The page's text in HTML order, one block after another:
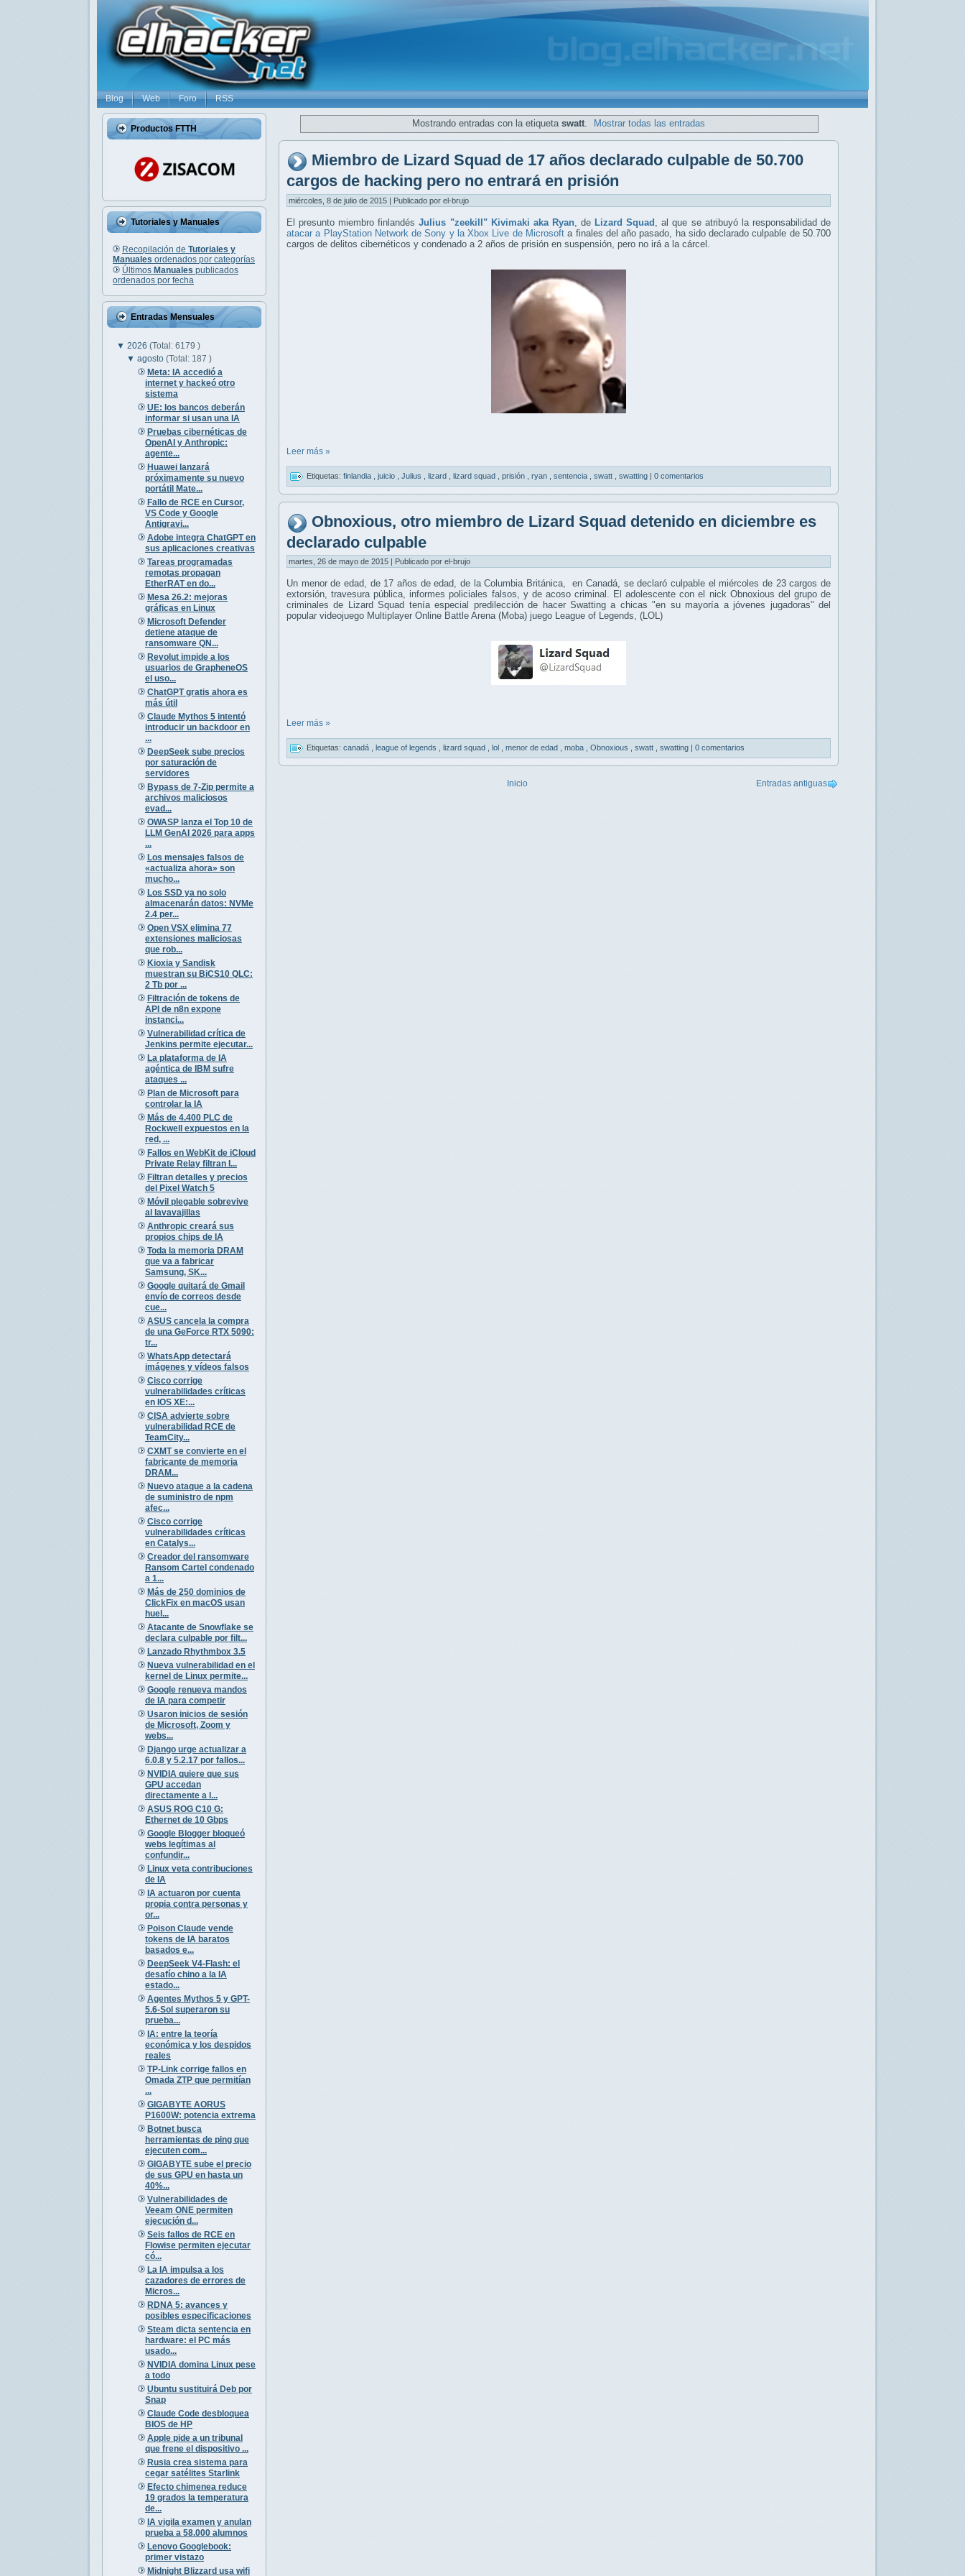
Blog Web Foro RSS
Productos FTTH
Tutoriales y Manuales
Recopilación de Tutoriales y
Manuales ordenados por categorías
Últimos Manuales publicados
ordenados por fecha
Entradas Mensuales
▼ 2026 (Total: 6179 )
▼agosto(Total: 187 )
Meta: IA accedió a
internet y hackeó otro
sistema
UE: los bancos deberán
informar si usan una IA
Pruebas cibernéticas de
OpenAI y Anthropic:
agente...
Huawei lanzará
próximamente su nuevo
portátil Mate...
Fallo de RCE en Cursor,
VS Code y Google
Antigravi...
Adobe integra ChatGPT en
sus aplicaciones creativas
Tareas programadas
remotas propagan
EtherRAT en do...
Mesa 26.2: mejoras
gráficas en Linux
Microsoft Defender
detiene ataque de
ransomware QN...
Revolut impide a los
usuarios de GrapheneOS
el uso...
ChatGPT gratis ahora es
más útil
Claude Mythos 5 intentó
introducir un backdoor en
...
DeepSeek sube precios
por saturación de
servidores
Bypass de 7-Zip permite a
archivos maliciosos
evad...
OWASP lanza el Top 10 de
LLM GenAI 2026 para apps
...
Los mensajes falsos de
«actualiza ahora» son
mucho...
Los SSD ya no solo
almacenarán datos: NVMe
2.4 per...
Open VSX elimina 77
extensiones maliciosas
que rob...
Kioxia y Sandisk
muestran su BiCS10 QLC:
2 Tb por ...
Filtración de tokens de
API de n8n expone
instanci...
Vulnerabilidad crítica de
Jenkins permite ejecutar...
La plataforma de IA
agéntica de IBM sufre
ataques ...
Plan de Microsoft para
controlar la IA
Más de 4.400 PLC de
Rockwell expuestos en la
red, ...
Fallos en WebKit de iCloud
Private Relay filtran I...
Filtran detalles y precios
del Pixel Watch 5
Móvil plegable sobrevive
al lavavajillas
Anthropic creará sus
propios chips de IA
Toda la memoria DRAM
que va a fabricar
Samsung, SK...
Google quitará de Gmail
envío de correos desde
cue...
ASUS cancela la compra
de una GeForce RTX 5090:
tr...
WhatsApp detectará
imágenes y vídeos falsos
Cisco corrige
vulnerabilidades críticas
en IOS XE:...
CISA advierte sobre
vulnerabilidad RCE de
TeamCity...
CXMT se convierte en el
fabricante de memoria
DRAM...
Nuevo ataque a la cadena
de suministro de npm
afec...
Cisco corrige
vulnerabilidades críticas
en Catalys...
Creador del ransomware
Ransom Cartel condenado
a 1...
Más de 250 dominios de
ClickFix en macOS usan
huel...
Atacante de Snowflake se
declara culpable por filt...
Lanzado Rhythmbox 3.5
Nueva vulnerabilidad en el
kernel de Linux permite...
Google renueva mandos
de IA para competir
Usaron inicios de sesión
de Microsoft, Zoom y
webs...
Django urge actualizar a
6.0.8 y 5.2.17 por fallos...
NVIDIA quiere que sus
GPU accedan
directamente a l...
ASUS ROG C10 G:
Ethernet de 10 Gbps
Google Blogger bloqueó
webs legítimas al
confundir...
Linux veta contribuciones
de IA
IA actuaron por cuenta
propia contra personas y
or...
Poison Claude vende
tokens de IA baratos
basados e...
DeepSeek V4-Flash: el
desafío chino a la IA
estado...
Agentes Mythos 5 y GPT-
5.6-Sol superaron su
prueba...
IA: entre la teoría
económica y los despidos
reales
TP-Link corrige fallos en
Omada ZTP que permitían
...
GIGABYTE AORUS
P1600W: potencia extrema
Botnet busca
herramientas de ping que
ejecuten com...
GIGABYTE sube el precio
de sus GPU en hasta un
40%...
Vulnerabilidades de
Veeam ONE permiten
ejecución d...
Seis fallos de RCE en
Flowise permiten ejecutar
có...
La IA impulsa a los
cazadores de errores de
Micros...
RDNA 5: avances y
posibles especificaciones
Steam dicta sentencia en
hardware: el PC más
usado...
NVIDIA domina Linux pese
a todo
Ubuntu sustituirá Deb por
Snap
Claude Code desbloquea
BIOS de HP
Apple pide a un tribunal
que frene el dispositivo ...
Rusia crea sistema para
cegar satélites Starlink
Efecto chimenea reduce
19 grados la temperatura
de...
IA vigila examen y anulan
prueba a 58.000 alumnos
Lenovo Googlebook:
primer vistazo
Midnight Blizzard usa wifi
Mostrando entradas con la etiqueta swatt. Mostrar todas las entradas
Miembro de Lizard Squad de 17 años declarado culpable de 50.700
cargos de hacking pero no entrará en prisión
miércoles, 8 de julio de 2015 | Publicado por el-brujo
El presunto miembro finlandésJulius "zeekill" Kivimaki aka Ryan, de Lizard Squad , al que se atribuyó la responsabilidad de
atacar a PlayStation Network de Sony y la Xbox Live de Microsoft a finales del año pasado, ha sido declarado culpable de 50.700
cargos de delitos cibernéticos y condenado a 2 años de prisión en suspensión, pero no irá a la cárcel.
Leer más »
Etiquetas: finlandia juicio Julius lizard lizard squad prisión ryan sentencia swatt swatting | 0 comentarios
Obnoxious, otro miembro de Lizard Squad detenido en diciembre es
declarado culpable
martes, 26 de mayo de 2015 | Publicado por el-brujo
Un menor de edad, de 17 años de edad, de la Columbia Británica, en Canadá, se declaró culpable el miércoles de 23 cargos de
extorsión, travesura pública, informes policiales falsos, y de acoso criminal. El adolescente con el nick Obnoxious del grupo de
criminales de Lizard Squad tenía especial predilección de hacer Swatting a chicas "en su mayoría a jóvenes jugadoras" del
popular videojuego Multiplayer Online Battle Arena (Moba) juego League of Legends, (LOL)
Leer más »
Etiquetas: canadá league of legends lizard squad lol menor de edad moba Obnoxious swatt swatting 0 comentarios
Entradas antiguas
Inicio